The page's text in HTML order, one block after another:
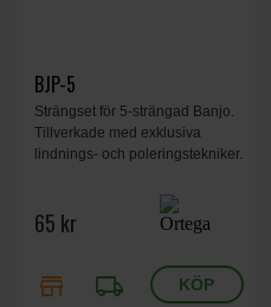
BJP-5
Strängset för 5-strängad Banjo.
Tillverkade med exklusiva
lindnings- och poleringstekniker.
65 kr
store local_shipping